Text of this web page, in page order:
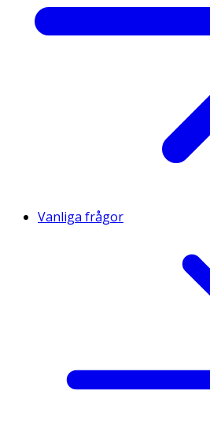
Vanliga frågor